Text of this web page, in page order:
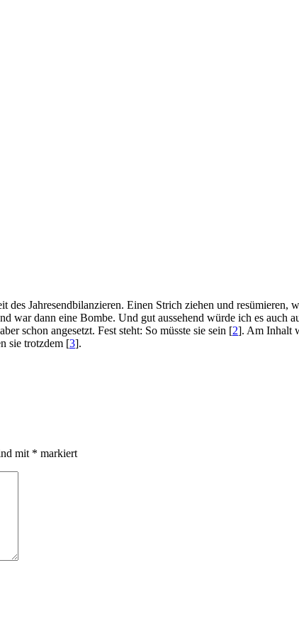
des Jahresendbilanzieren. Einen Strich ziehen und
war dann eine Bombe. Und gut aussehend würde ich es
schon angesetzt. Fest steht: So müsste sie sein [2]. Am Inhalt
sie trotzdem [3].
mit * markiert